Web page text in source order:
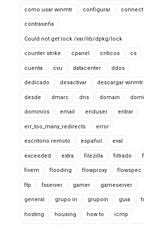
como usar winmtr configurar connect
contraseña
Could not get lock /var/lib/dpkg/lock
counter strike cpanel criticos cs
cuenta cvu datacenter ddos
dedicado desactivar descargar winmtr
desde dmarc dns domain
dominios email enduser entrar
err_too_many_redirects error
escritorio remoto español eval
exceeded extra filezilla filtrado
fivem flooding flowproxy flowspec
ftp fxserver gamer gameserver
general grupo in grupoin guia
hosting housing how to icmp